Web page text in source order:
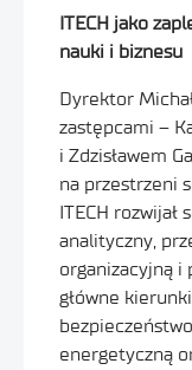
ITECH jako
nauki i biznesu
Dyrektor
zastępcami –
i Zdzisławem
na przestrzeni
ITECH rozwijał
analityczny,
organizacyjną i
główne
energetyczną